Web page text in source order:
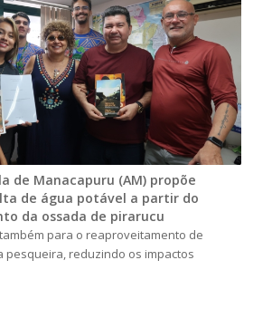
de Manacapuru (AM) propõe
de água potável a partir do
da ossada de pirarucu
para o reaproveitamento de
pesqueira, reduzindo os impactos